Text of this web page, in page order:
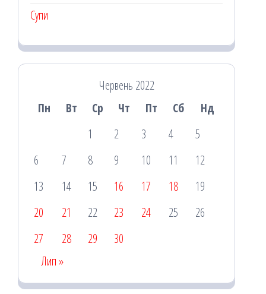
Супи
Червень 2022
Пн
Вт Ср Чт Пт Сб
Нд
1
2 3 4
5
6
7 8 9 10 11
12
13
14 15 16 17 18
19
20
21 22 23 24 25
26
27
28 29
30
Лип »